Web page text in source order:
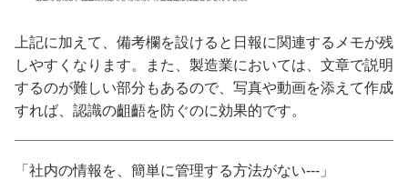
上記に加えて、備考欄を設けると日報に関連するメモが残
しやすくなります。また、製造業においては、文章で説明
するのが難しい部分もあるので、写真や動画を添えて作成
すれば、認識の齟齬を防ぐのに効果的です。
「社内の情報を、簡単に管理する方法がない---」